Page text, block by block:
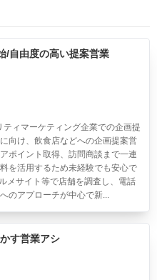
/自由度の高い提案営業
ティマーケティング企業での企画提
向け、飲食店などへの企画提案営
ポイント取得、訪問商談まで一連
を活用するため未経験でも安心で
メサイト等で店舗を調査し、電話
のアプローチが中心で新...
す営業アシ